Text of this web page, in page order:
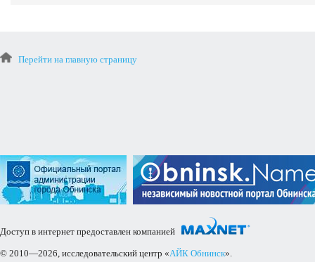
Перейти на главную страницу
Доступ в интернет предоставлен компанией
© 2010—2026, исследовательский центр «АЙК Обнинск».